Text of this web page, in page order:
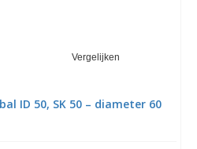
Vergelijken
ID 50, SK 50 – diameter 60